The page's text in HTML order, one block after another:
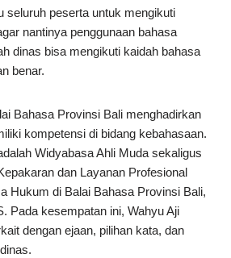
seluruh peserta untuk mengikuti
nantinya penggunaan bahasa
dinas bisa mengikuti kaidah bahasa
benar.
Bahasa Provinsi Bali menghadirkan
kompetensi di bidang kebahasaan.
Widyabasa Ahli Muda sekaligus
dan Layanan Profesional
Hukum di Balai Bahasa Provinsi Bali,
Pada kesempatan ini, Wahyu Aji
dengan ejaan, pilihan kata, dan